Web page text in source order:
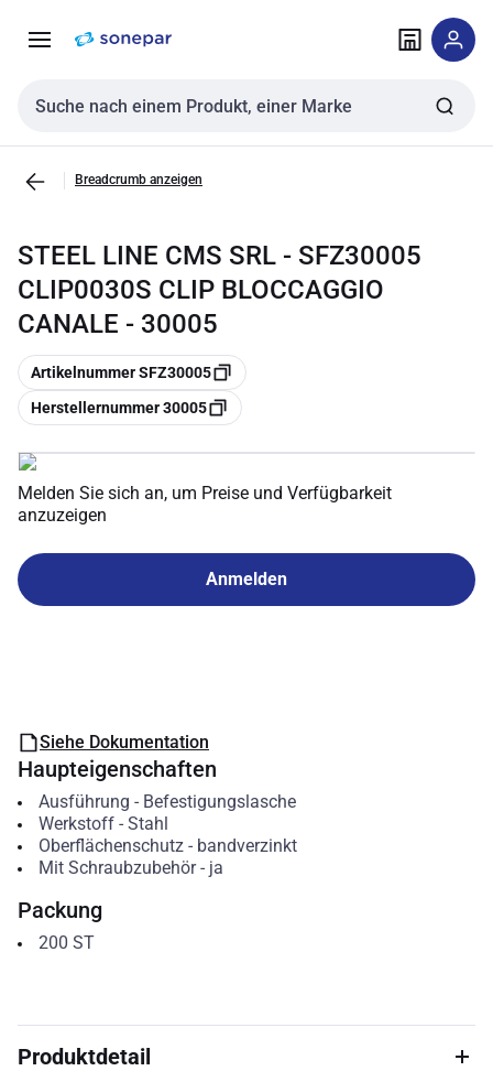
NavigationInhalt
Sucheingabe
Breadcrumb anzeigen
STEEL LINE CMS SRL - SFZ30005
CLIP0030S CLIP BLOCCAGGIO
CANALE - 30005
Kopieren
Artikelnummer SFZ30005
Kopieren
Herstellernummer 30005
Melden Sie sich an, um Preise und Verfügbarkeit
anzuzeigen
Anmelden
Siehe Dokumentation
Haupteigenschaften
Ausführung - Befestigungslasche
Werkstoff- Stahl
Oberflächenschutz- bandverzinkt
Mit Schraubzubehör- ja
Packung
200 ST
Produktdetail